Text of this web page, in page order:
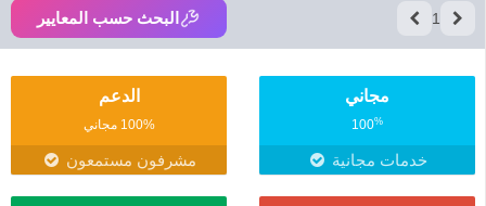
1 البحث حسب المعايير
مجاني
100%
خدمات مجانية
الدعم
100% مجاني
مشرفون مستمعون